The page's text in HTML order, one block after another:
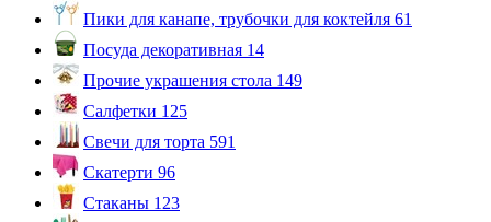
Пики для канапе, трубочки для коктейля 61
Посуда декоративная 14
Прочие украшения стола 149
Салфетки 125
Свечи для торта 591
Скатерти 96
Стаканы 123